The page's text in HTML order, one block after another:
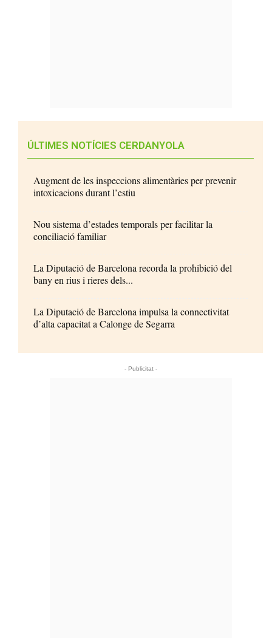
ÚLTIMES NOTÍCIES CERDANYOLA
Augment de les inspeccions alimentàries per prevenir
intoxicacions durant l’estiu
Nou sistema d’estades temporals per facilitar la
conciliació familiar
La Diputació de Barcelona recorda la prohibició del
bany en rius i rieres dels...
La Diputació de Barcelona impulsa la connectivitat
d’alta capacitat a Calonge de Segarra
- Publicitat -